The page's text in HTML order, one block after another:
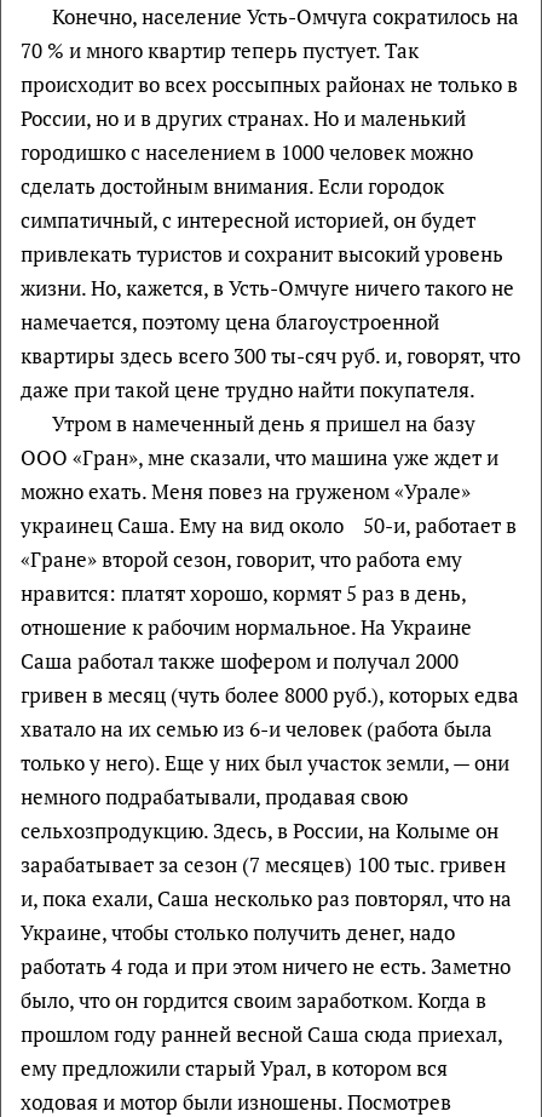
Конечно, население Усть-Омчуга сократилось на
70 % и много квартир теперь пустует. Так
происходит во всех россыпных районах не только в
России, но и в других странах. Но и маленький
городишко с населением в 1000 человек можно
сделать достойным внимания. Если городок
симпатичный, с интересной историей, он будет
привлекать туристов и сохранит высокий уровень
жизни. Но, кажется, в Усть-Омчуге ничего такого не
намечается, поэтому цена благоустроенной
квартиры здесь всего 300 ты-сяч руб. и, говорят, что
даже при такой цене трудно найти покупателя.
Утром в намеченный день я пришел на базу
ООО «Гран», мне сказали, что машина уже ждет и
можно ехать. Меня повез на груженом «Урале»
украинец Саша. Ему на вид около 50-и, работает в
«Гране» второй сезон, говорит, что работа ему
нравится: платят хорошо, кормят 5 раз в день,
отношение к рабочим нормальное. На Украине
Саша работал также шофером и получал 2000
гривен в месяц (чуть более 8000 руб.), которых едва
хватало на их семью из 6-и человек (работа была
только у него). Еще у них был участок земли, — они
немного подрабатывали, продавая свою
сельхозпродукцию. Здесь, в России, на Колыме он
зарабатывает за сезон (7 месяцев) 100 тыс. гривен
и, пока ехали, Саша несколько раз повторял, что на
Украине, чтобы столько получить денег, надо
работать 4 года и при этом ничего не есть. Заметно
было, что он гордится своим заработком. Когда в
прошлом году ранней весной Саша сюда приехал,
ему предложили старый Урал, в котором вся
ходовая и мотор были изношены. Посмотрев